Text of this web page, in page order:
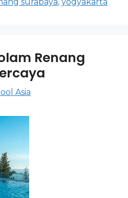
Renang
Asia